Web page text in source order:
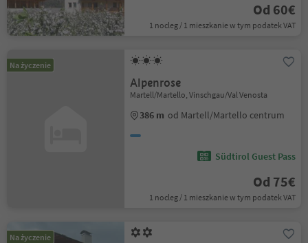
Od 60€
1 nocleg / 1 mieszkanie w tym podatek VAT
Na życzenie
Alpenrose
Martell/Martello, Vinschgau/Val Venosta
386 m od Martell/Martello centrum
Südtirol Guest Pass
Od 75€
1 nocleg / 1 mieszkanie w tym podatek VAT
Na życzenie